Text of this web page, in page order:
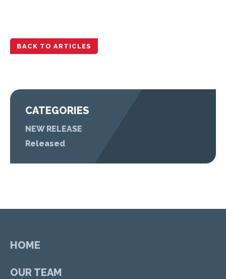
BACK TO ARTICLES
CATEGORIES
NEW RELEASE
Released
HOME
OUR TEAM